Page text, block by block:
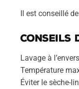
Il est conseillé
Conseils
Lavage à l’envers
Température
Éviter le sèche-